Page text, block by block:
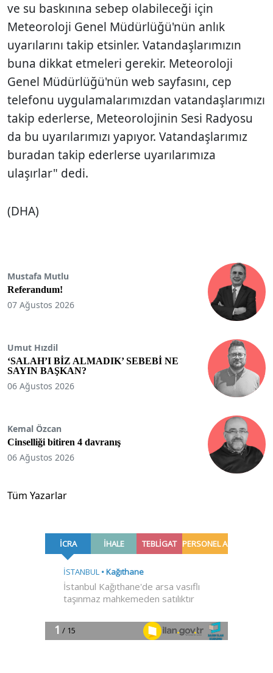
ve su baskınına sebep olabileceği için
Meteoroloji Genel Müdürlüğü'nün anlık
uyarılarını takip etsinler. Vatandaşlarımızın
buna dikkat etmeleri gerekir. Meteoroloji
Genel Müdürlüğü'nün web sayfasını, cep
telefonu uygulamalarımızdan vatandaşlarımızı
takip ederlerse, Meteorolojinin Sesi Radyosu
da bu uyarılarımızı yapıyor. Vatandaşlarımız
buradan takip ederlerse uyarılarımıza
ulaşırlar" dedi.
(DHA)
Mustafa Mutlu
Referandum!
07 Ağustos 2026
Umut Hızdil
‘SALAH’I BİZ ALMADIK’ SEBEBİ NE
SAYIN BAŞKAN?
06 Ağustos 2026
Kemal Özcan
Cinselliği bitiren 4 davranış
06 Ağustos 2026
Tüm Yazarlar